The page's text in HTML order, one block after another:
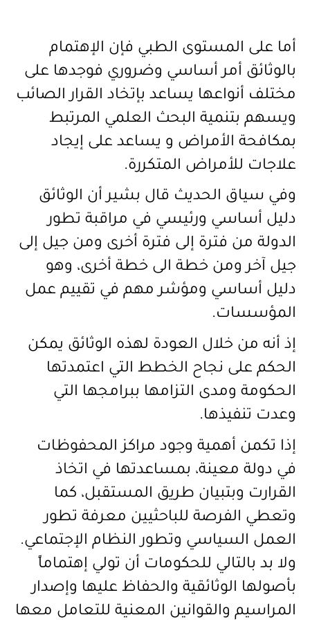
أما على المستوى الطبي فإن الإهتمام
بالوثائق أمر أساسي وضروري فوجدها على
مختلف أنواعها يساعد بإتخاد القرار الصائب
ويسهم بتنمية البحث العلمي المرتبط
بمكافحة الأمراض و يساعد على إيجاد
علاجات للأمراض المتكررة.
وفي سياق الحديث قال بشير أن الوثائق
دليل أساسي ورئيسي في مراقبة تطور
الدولة من فترة إلى فترة أخرى ومن جيل إلى
جيل آخر ومن خطة الى خطة أخرى، وهو
دليل أساسي ومؤشر مهم في تقييم عمل
المؤسسات.
إذ أنه من خلال العودة لهذه الوثائق يمكن
الحكم على نجاح الخطط التي اعتمدتها
الحكومة ومدى التزامها ببرامجها التي
وعدت تنفيذها.
إذا تكمن أهمية وجود مراكز المحفوظات
في دولة معينة، بمساعدتها في اتخاذ
القرارت وبتبيان طريق المستقبل، كما
وتعطي الفرصة للباحثيين معرفة تطور
العمل السياسي وتطور النظام الإجتماعي.
ولا بد بالتالي للحكومات أن تولي إهتماماً
بأصولها الوثائقية والحفاظ عليها وإصدار
المراسيم والقوانين المعنية للتعامل معها